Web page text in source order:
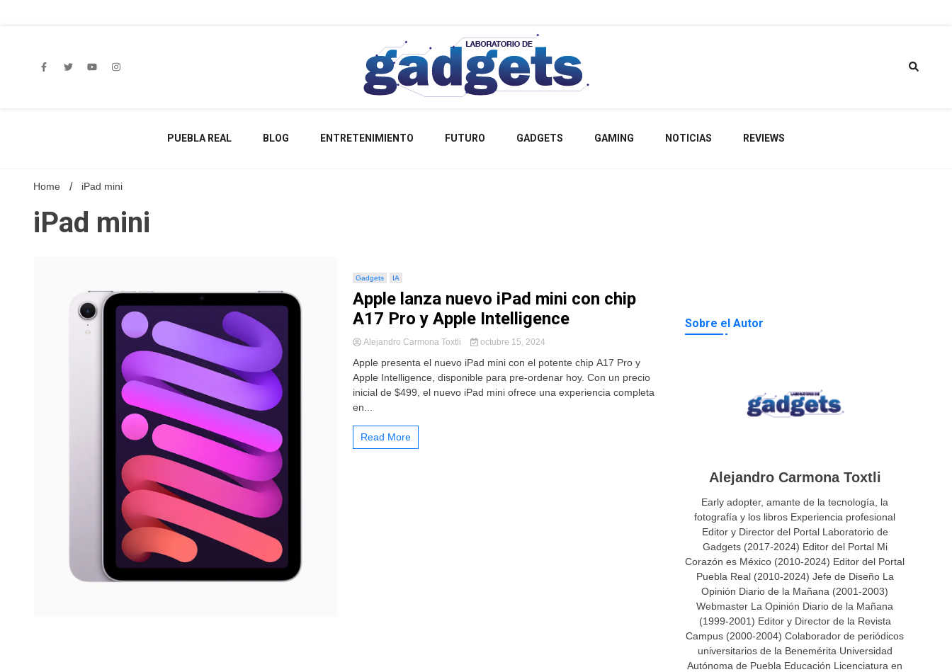
Laboratorio de
PUEBLA REAL BLOG ENTRETENIMIENTO FUTURO GADGETS GAMING NOTICIAS REVIEWS
Home iPad mini
iPad mini
Gadgets IA
Apple lanza nuevo iPad mini con chip
A17 Pro y Apple Intelligence
Alejandro Carmona Toxtli octubre 15, 2024
Apple presenta el nuevo iPad mini con el potente chip A17 Pro y
Apple Intelligence, disponible para pre-ordenar hoy. Con un precio
inicial de $499, el nuevo iPad mini ofrece una experiencia completa
en...
Read More
Sobre el Autor
Alejandro Carmona Toxtli
Early adopter, amante de la tecnología, la
fotografía y los libros Experiencia profesional
Editor y Director del Portal Laboratorio de
Gadgets (2017-2024) Editor del Portal Mi
Corazón es México (2010-2024) Editor del Portal
Puebla Real (2010-2024) Jefe de Diseño La
Opinión Diario de la Mañana (2001-2003)
Webmaster La Opinión Diario de la Mañana
(1999-2001) Editor y Director de la Revista
Campus (2000-2004) Colaborador de periódicos
universitarios de la Benemérita Universidad
Autónoma de Puebla Educación Licenciatura en